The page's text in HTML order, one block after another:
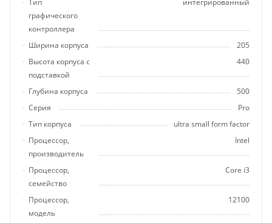
Тип
графического
контроллера
интегрированный
Ширина корпуса
205
Высота корпуса с
подставкой
440
Глубина корпуса
500
Серия
Pro
Тип корпуса
ultra small form factor
Процессор,
производитель
Intel
Процессор,
семейство
Core i3
Процессор,
модель
12100